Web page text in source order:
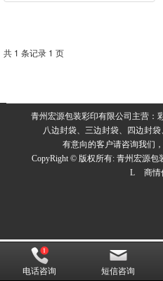
共 1 条记录 1 页
青州宏源包装彩印有限公司主营：
八边封袋、三边封袋、四边封
有意向的客户请咨询我们
CopyRight © 版权所有: 青州宏源包
L
商情
电话咨询 短信咨询